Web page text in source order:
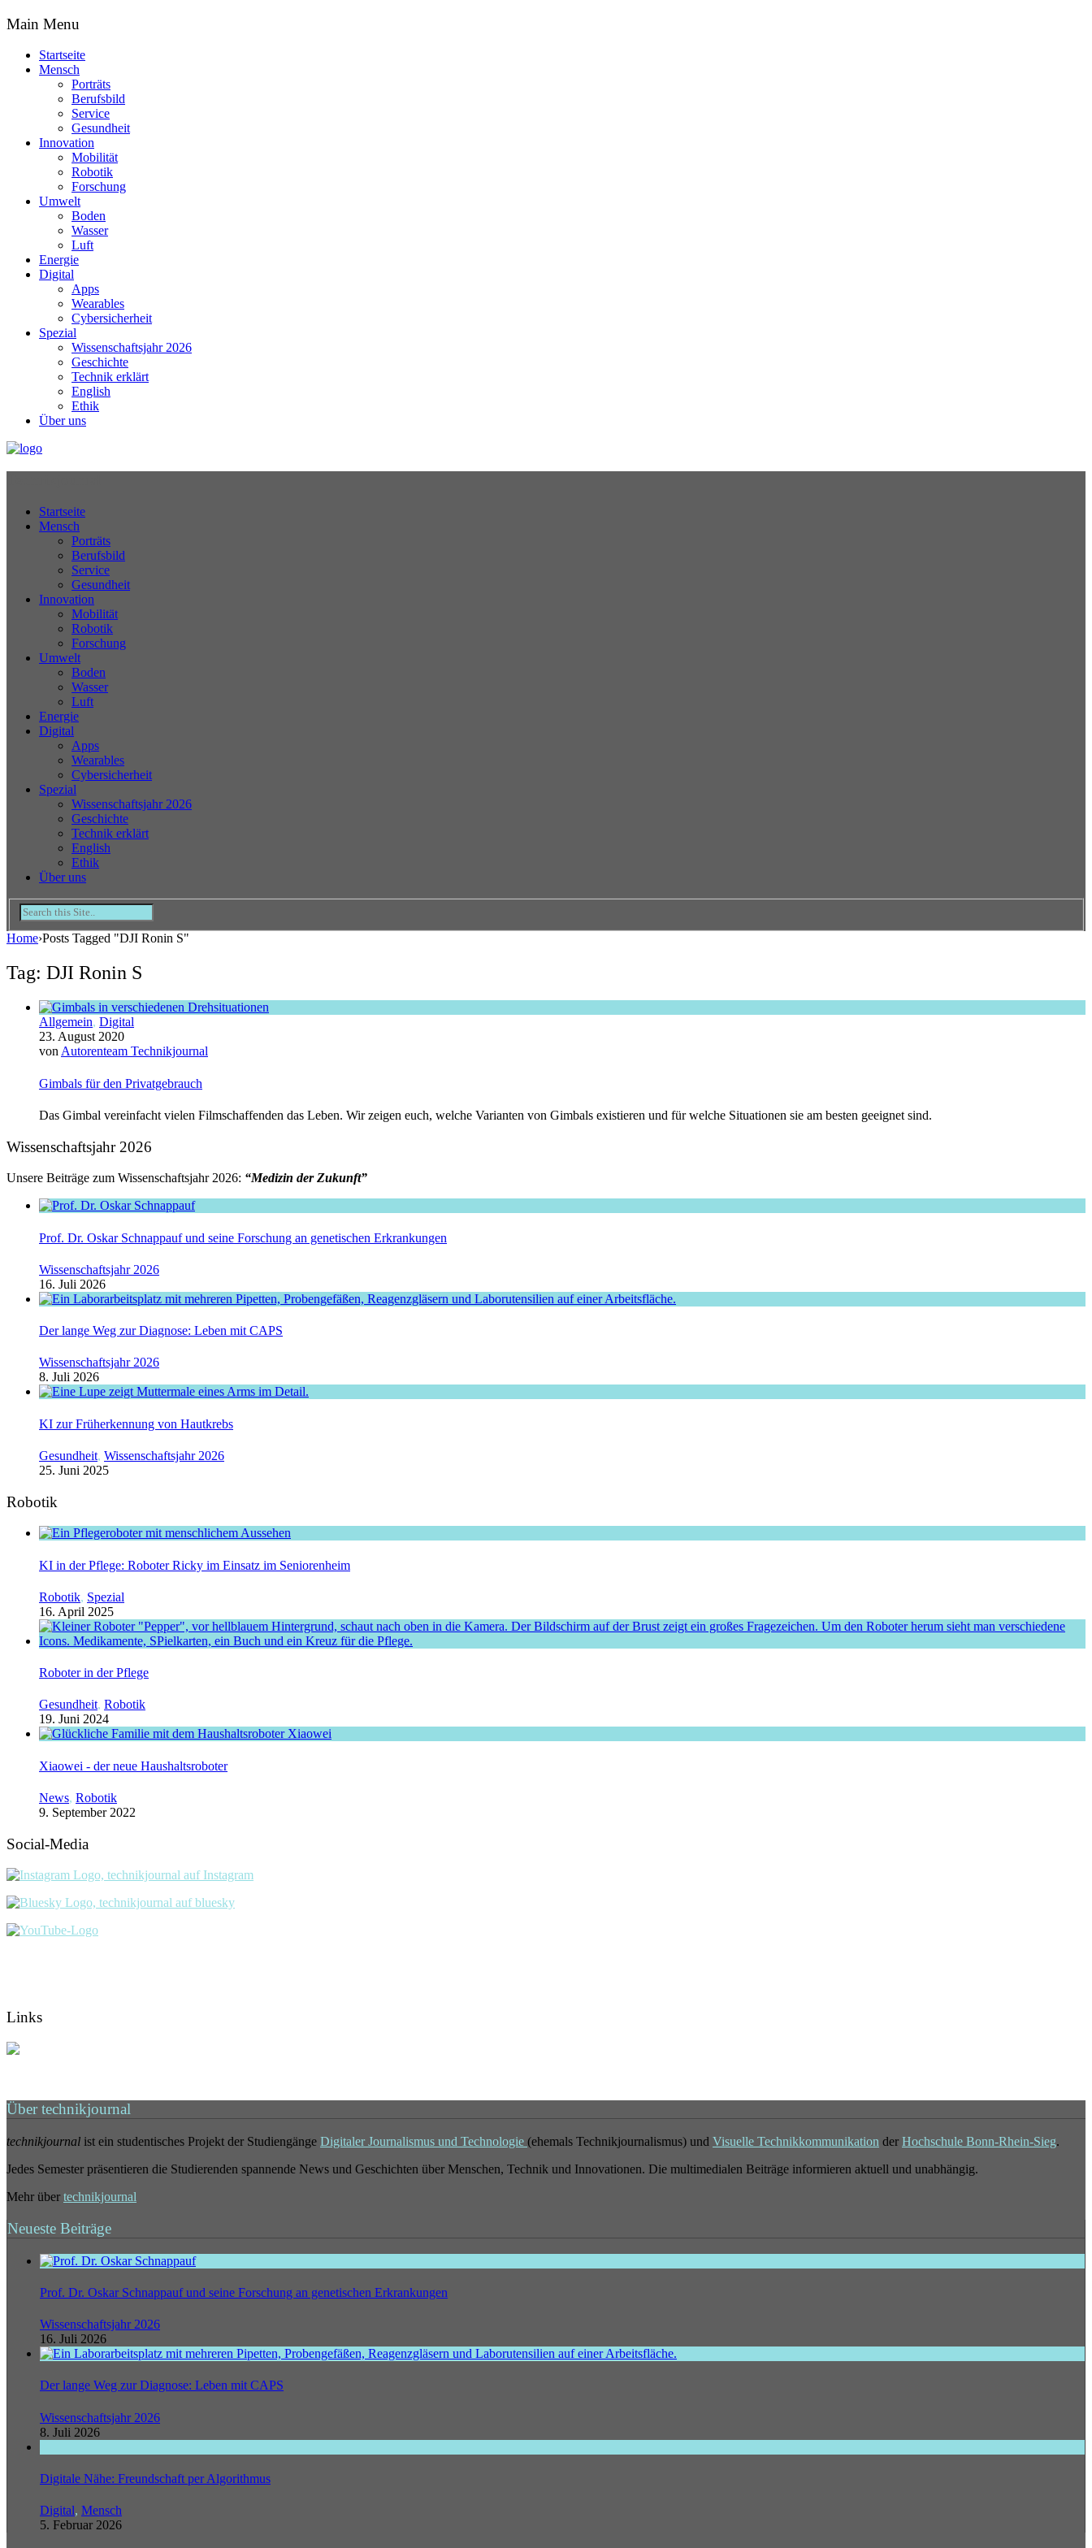
Main Menu
Startseite
Mensch
Porträts
Berufsbild
Service
Gesundheit
Innovation
Mobilität
Robotik
Forschung
Umwelt
Boden
Wasser
Luft
Energie
Digital
Apps
Wearables
Cybersicherheit
Spezial
Wissenschaftsjahr 2026
Geschichte
Technik erklärt
English
Ethik
Über uns
Startseite
Mensch
Porträts
Berufsbild
Service
Gesundheit
Innovation
Mobilität
Robotik
Forschung
Umwelt
Boden
Wasser
Luft
Energie
Digital
Apps
Wearables
Cybersicherheit
Spezial
Wissenschaftsjahr 2026
Geschichte
Technik erklärt
English
Ethik
Über uns
Home›Posts Tagged "DJI Ronin S"
Tag: DJI Ronin S
Allgemein, Digital
23. August 2020
von Autorenteam Technikjournal
Gimbals für den Privatgebrauch
Das Gimbal vereinfacht vielen Filmschaffenden das Leben. Wir zeigen euch, welche Varianten von Gimbals existieren und für welche Situationen sie am besten geeignet sind.
Wissenschaftsjahr 2026
Unsere Beiträge zum Wissenschaftsjahr 2026: “Medizin der Zukunft”
Prof. Dr. Oskar Schnappauf und seine Forschung an genetischen Erkrankungen
Wissenschaftsjahr 2026
16. Juli 2026
Der lange Weg zur Diagnose: Leben mit CAPS
Wissenschaftsjahr 2026
8. Juli 2026
KI zur Früherkennung von Hautkrebs
Gesundheit, Wissenschaftsjahr 2026
25. Juni 2025
Robotik
KI in der Pflege: Roboter Ricky im Einsatz im Seniorenheim
Robotik, Spezial
16. April 2025
Roboter in der Pflege
Gesundheit, Robotik
19. Juni 2024
Xiaowei - der neue Haushaltsroboter
News, Robotik
9. September 2022
Social-Media
Links
Über technikjournal
technikjournal ist ein studentisches Projekt der Studiengänge Digitaler Journalismus und Technologie (ehemals Technikjournalismus) und Visuelle Technikkommunikation der Hochschule Bonn-Rhein-Sieg.
Jedes Semester präsentieren die Studierenden spannende News und Geschichten über Menschen, Technik und Innovationen. Die multimedialen Beiträge informieren aktuell und unabhängig.
Mehr über technikjournal
Neueste Beiträge
Prof. Dr. Oskar Schnappauf und seine Forschung an genetischen Erkrankungen
Wissenschaftsjahr 2026
16. Juli 2026
Der lange Weg zur Diagnose: Leben mit CAPS
Wissenschaftsjahr 2026
8. Juli 2026
Digitale Nähe: Freundschaft per Algorithmus
Digital, Mensch
5. Februar 2026